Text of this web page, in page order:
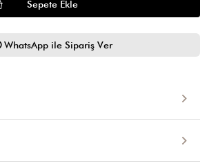
WhatsApp ile Sipariş Ver